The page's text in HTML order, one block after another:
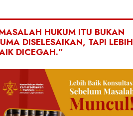
HUKUM ITU BUKAN
DISELESAIKAN, TAPI LEBIH
DICEGAH.”